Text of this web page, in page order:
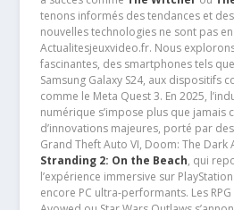
tenons informés des tendances et
nouvelles technologies ne sont pas
Actualitesjeuxvideo.fr. Nous
fascinantes, des smartphones tels que
Samsung Galaxy S24, aux dispositifs
comme le Meta Quest 3. En 2025,
numérique s’impose plus que jamais
d’innovations majeures, porté par
Grand Theft Auto VI, Doom: The Dark
Stranding 2: On the Beach, qui
l’expérience immersive sur
encore PC ultra-performants. Les